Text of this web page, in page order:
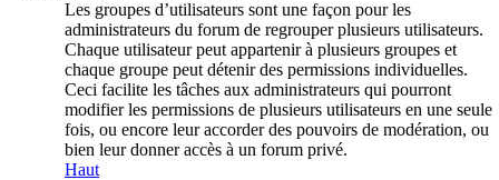
Les groupes d’utilisateurs sont une façon pour les
administrateurs du forum de regrouper plusieurs utilisateurs.
Chaque utilisateur peut appartenir à plusieurs groupes et
chaque groupe peut détenir des permissions individuelles.
Ceci facilite les tâches aux administrateurs qui pourront
modifier les permissions de plusieurs utilisateurs en une seule
fois, ou encore leur accorder des pouvoirs de modération, ou
bien leur donner accès à un forum privé.
Haut